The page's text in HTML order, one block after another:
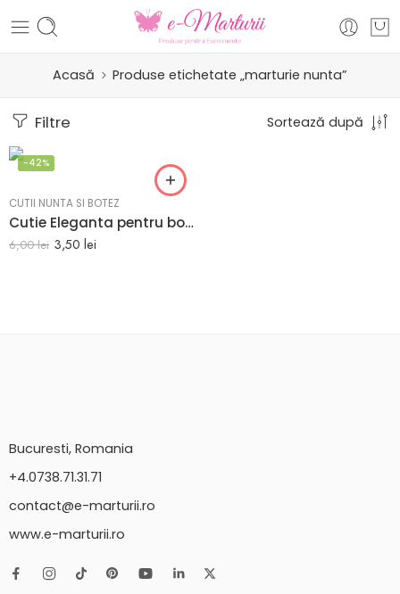
Acasă Produse etichetate „marturie nunta”
Filtre Sortează după
-42%
CUTII NUNTA SI BOTEZ
Cutie Eleganta pentru bomboane Tematica Fluturi
6,00lei 3,50 lei
Bucuresti, Romania
+4.0738.71.31.71
contact@e-marturii.ro
www.e-marturii.ro